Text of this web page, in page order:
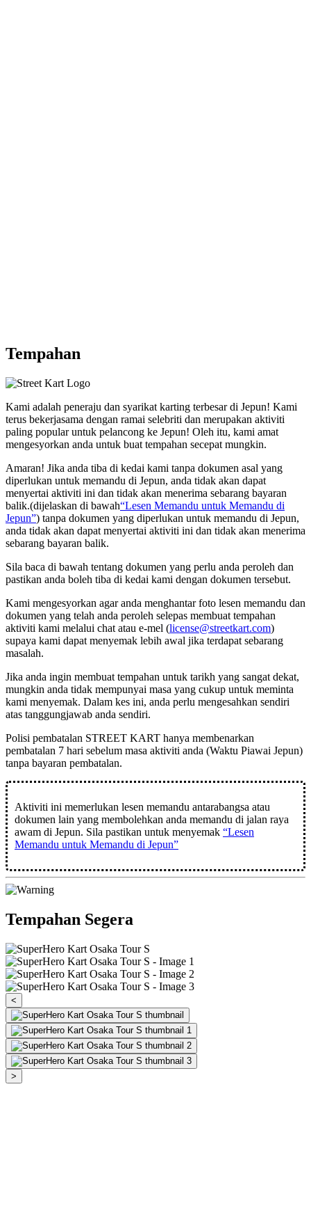
Tempahan
Kami adalah peneraju dan syarikat karting terbesardi Jepun! Kami
terus bekerjasama dengan ramai selebriti dan merupakan aktiviti
paling popularuntuk pelancong ke Jepun! Oleh itu, kami amat
mengesyorkan anda untuk buat tempahan secepat mungkin.
Amaran! Jika anda tiba di kedai kami tanpa dokumen asal yang
diperlukan untuk memandu di Jepun, anda tidak akan dapat
menyertai aktiviti ini dan tidak akan menerima sebarang bayaran
balik.(dijelaskan di bawah“Lesen Memandu untuk Memandu di
Jepun”) tanpa dokumen yang diperlukan untuk memandu di Jepun,
anda tidak akan dapat menyertai aktiviti ini dan tidak akan menerima
sebarang bayaran balik.
Sila baca di bawah tentang dokumen yang perlu anda peroleh dan
pastikan anda boleh tiba di kedai kami dengan dokumen tersebut.
Kami mengesyorkan agar anda menghantar foto lesen memandu dan
dokumen yang telah anda peroleh selepas membuat tempahan
aktiviti kami melalui chat atau e-mel (license@streetkart.com)
supaya kami dapat menyemak lebih awal jika terdapat sebarang
masalah.
Jika anda ingin membuat tempahan untuk tarikh yang sangat dekat,
mungkin anda tidak mempunyai masa yang cukup untuk meminta
kami menyemak. Dalam kes ini, anda perlu mengesahkan sendiri
atas tanggungjawab anda sendiri.
Polisi pembatalan STREET KART hanya membenarkan
pembatalan 7 hari sebelum masa aktiviti anda (Waktu Piawai Jepun)
tanpa bayaran pembatalan.
Aktiviti ini memerlukan lesen memandu antarabangsa atau
dokumen lain yang membolehkan anda memandu di jalan raya
awam di Jepun. Sila pastikan untuk menyemak “Lesen
Memandu untuk Memandu di Jepun”
Tempahan Segera
<
>